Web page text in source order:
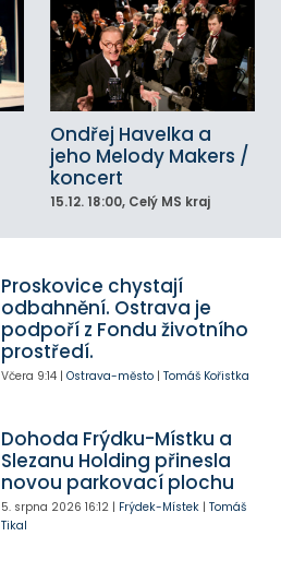
Ondřej Havelka a
jeho Melody Makers /
koncert
15.12. 18:00, Celý MS kraj
Proskovice chystají
odbahnění. Ostrava je
podpoří z Fondu životního
prostředí.
Včera 9:14| Ostrava-město| Tomáš Kořistka
Dohoda Frýdku-Místku a
Slezanu Holding přinesla
novou parkovací plochu
5. srpna 2026 16:12| Frýdek-Místek| Tomáš
Tikal